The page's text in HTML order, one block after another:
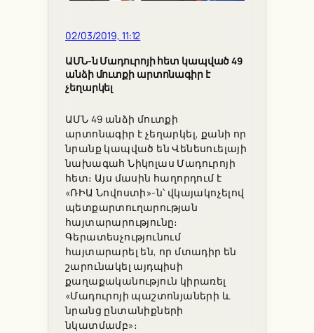
02/03/2019, 11:12
ԱՄՆ-ն Մադուրոյի հետ կապված 49
անձի մուտքի արտոնագիր է
չեղարկել
ԱՄՆ 49 անձի մուտքի
արտոնագիր է չեղարկել, քանի որ
նրանք կապված են Վենեսուելայի
նախագահ Նիկոլաս Մադուրոյի
հետ։ Այս մասին հաղորդում է
«ՌԻԱ Նովոստի»-ն՝ վկայակոչելով
պետքարտուղարության
հայտարարությունը։
Գերատեսչությունում
հայտարարել են, որ մտադիր են
շարունակել այդպիսի
քաղաքականություն կիրառել
«Մադուրոյի պաշտոնյաների և
նրանց ընտանիքների
նկատմամբ»։